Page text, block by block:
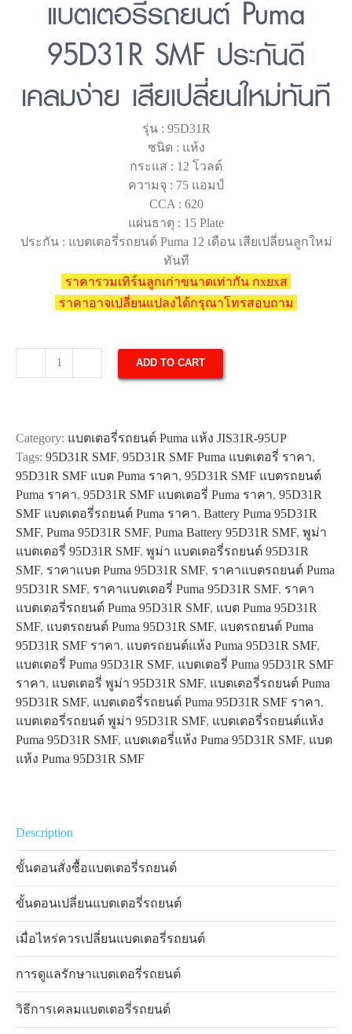
แบตเตอรี่รถยนต์ Puma
95D31R SMF ประกันดี
เคลมง่าย เสียเปลี่ยนใหม่ทันที
รุ่น : 95D31R
ชนิด : แห้ง
กระแส : 12 โวลต์
ความจุ : 75 แอมป์
CCA : 620
แผ่นธาตุ : 15 Plate
ประกัน : แบตเตอรี่รถยนต์ Puma 12 เดือน เสียเปลี่ยนลูกใหม่
ทันที
ราคารวมเทิร์นลูกเก่าขนาดเท่ากัน กxยxส
ราคาอาจเปลี่ยนแปลงได้กรุณาโทรสอบถาม
SMF
quantity
ADD TO CART
Category: แบตเตอรี่รถยนต์ Puma แห้ง JIS31R-95UP
Tags: 95D31R SMF, 95D31R SMF Puma แบตเตอรี่ ราคา,
95D31R SMF แบต Puma ราคา, 95D31R SMF แบตรถยนต์
Puma ราคา, 95D31R SMF แบตเตอรี่ Puma ราคา, 95D31R
SMF แบตเตอรี่รถยนต์ Puma ราคา, Battery Puma 95D31R
SMF, Puma 95D31R SMF, Puma Battery 95D31R SMF, พูม่า
แบตเตอรี่ 95D31R SMF, พูม่า แบตเตอรี่รถยนต์ 95D31R
SMF, ราคาแบต Puma 95D31R SMF, ราคาแบตรถยนต์ Puma
95D31R SMF, ราคาแบตเตอรี่ Puma 95D31R SMF, ราคา
แบตเตอรี่รถยนต์ Puma 95D31R SMF, แบต Puma 95D31R
SMF, แบตรถยนต์ Puma 95D31R SMF, แบตรถยนต์ Puma
95D31R SMF ราคา, แบตรถยนต์แห้ง Puma 95D31R SMF,
แบตเตอรี่ Puma 95D31R SMF, แบตเตอรี่ Puma 95D31R SMF
ราคา, แบตเตอรี่ พูม่า 95D31R SMF, แบตเตอรี่รถยนต์ Puma
95D31R SMF, แบตเตอรี่รถยนต์ Puma 95D31R SMF ราคา,
แบตเตอรี่รถยนต์ พูม่า 95D31R SMF, แบตเตอรี่รถยนต์แห้ง
Puma 95D31R SMF, แบตเตอรี่แห้ง Puma 95D31R SMF, แบต
แห้ง Puma 95D31R SMF
Description
ขั้นตอนสั่งซื้อแบตเตอรี่รถยนต์
ขั้นตอนเปลี่ยนแบตเตอรี่รถยนต์
เมื่อไหร่ควรเปลี่ยนแบตเตอรี่รถยนต์
การดูแลรักษาแบตเตอรี่รถยนต์
วิธีการเคลมแบตเตอรี่รถยนต์